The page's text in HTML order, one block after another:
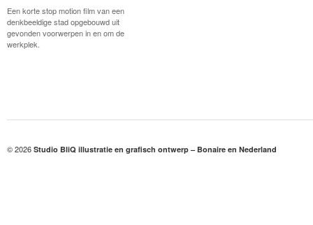
Een korte stop motion film van een
denkbeeldige stad opgebouwd uit
gevonden voorwerpen in en om de
werkplek.
© 2026 Studio BliQ illustratie en grafisch ontwerp – Bonaire en Nederland